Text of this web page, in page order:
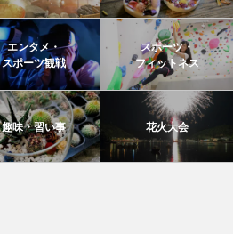
エンタメ・
スポーツ観戦
スポーツ・
フィットネス
趣味・習い事 花火大会